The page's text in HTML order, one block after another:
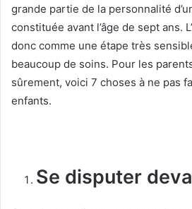
grande partie de la personnalité
constituée avant l’âge de sept ans.
donc comme une étape très
beaucoup de soins. Pour les
sûrement, voici 7 choses à ne pas
enfants.
Se disputer